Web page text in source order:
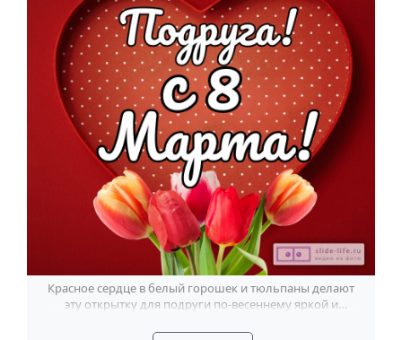
Красное сердце в белый горошек и тюльпаны делают
эту открытку для подруги по-весеннему яркой и